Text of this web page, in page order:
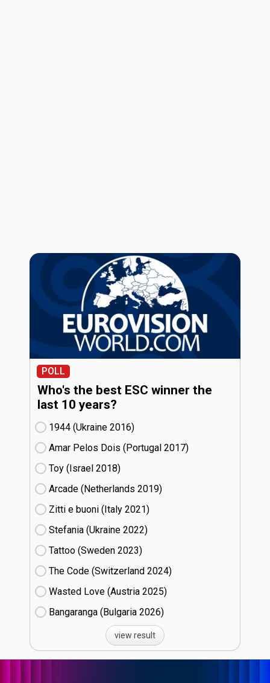
POLL
Who's the best ESC winner the
last 10 years?
1944 (Ukraine
16)
Amar Pelos Dois (Portugal
17)
Toy (Israel
18)
Arcade (Netherlands
19)
Zitti e buoni​ (Italy
21)
Stefania (Ukraine
22)
Tattoo (Sweden
23)
The Code (Switzerland
24)
Wasted Love (Austria
25)
Bangaranga (Bulgaria
26)
view result